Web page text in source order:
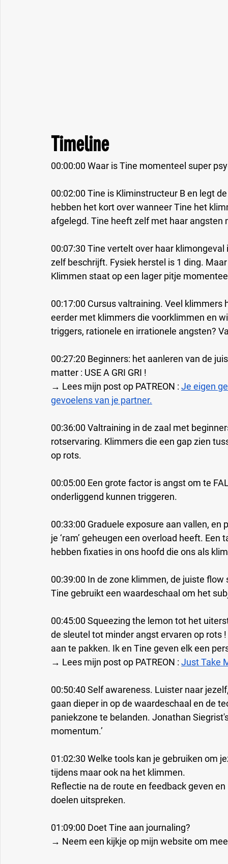
Timeline
00:00:00 Waar is Tine momenteel super
00:02:00 Tine is Kliminstructeur B en legt
hebben het kort over wanneer Tine het
afgelegd. Tine heeft zelf met haar
00:07:30 Tine vertelt over haar
zelf beschrijft. Fysiek herstel is 1 ding.
Klimmen staat op een lager pitje
00:17:00 Cursus valtraining. Veel
eerder met klimmers die voorklimmen en
triggers, rationele en irrationele angsten?
00:27:20 Beginners: het aanleren van de
matter : USE A GRI GRI !
→ Lees mijn post op PATREON : Je eigen
gevoelens van je partner.
00:36:00 Valtraining in de zaal met
rotservaring. Klimmers die een gap zien
op rots.
00:05:00 Een grote factor is angst om te
onderliggend kunnen triggeren.
00:33:00 Graduele exposure aan vallen,
je ‘ram’ geheugen een overload heeft.
hebben fixaties in ons hoofd die ons als
00:39:00 In de zone klimmen, de juiste
Tine gebruikt een waardeschaal om het
00:45:00 Squeezing the lemon tot het
de sleutel tot minder angst ervaren op
aan te pakken. Ik en Tine geven elk een
→ Lees mijn post op PATREON : Just Take
00:50:40 Self awareness. Luister naar
gaan dieper in op de waardeschaal en de
paniekzone te belanden. Jonathan
momentum.’
01:02:30 Welke tools kan je gebruiken om
tijdens maar ook na het klimmen.
Reflectie na de route en feedback geven
doelen uitspreken.
01:09:00 Doet Tine aan journaling?
→ Neem een kijkje op mijn website om